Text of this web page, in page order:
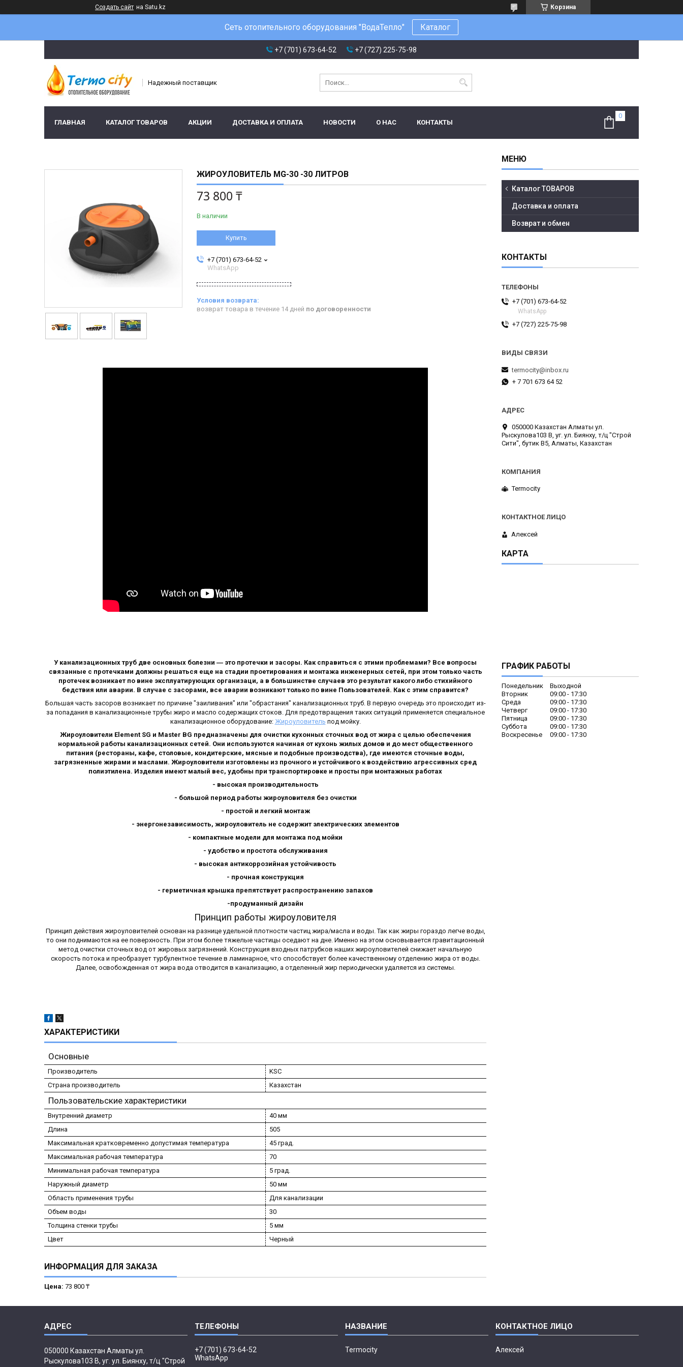
Создать сайт на Satu.kz Корзина
Сеть отопительного оборудования "ВодаТепло" Каталог
+7 (701) 673-64-52 +7 (727) 225-75-98
Надежный поставщик
ГЛАВНАЯ КАТАЛОГ ТОВАРОВ АКЦИИ ДОСТАВКА И ОПЛАТА НОВОСТИ О НАС КОНТАКТЫ
ЖИРОУЛОВИТЕЛЬ MG-30 -30 ЛИТРОВ
73 800 ₸
В наличии
Купить
+7 (701) 673-64-52
WhatsApp
возврат товара в течение 14 дней по договоренности
У канализационных труб две основных болезни ― это протечки и засоры. Как справиться с этими проблемами? Все вопросы
связанные с протечками должны решаться еще на стадии проетирования и монтажа инженерных сетей, при этом только часть
протечек возникает по вине эксплуатирующих организаци, а в большинстве случаев это результат какого либо стихийного
бедствия или аварии. В случае с засорами, все аварии возникают только по вине Пользователей. Как с этим справится?
Большая часть засоров возникает по причине "заиливания" или "обрастания" канализационных труб. В первую очередь это происходит из-
за попадания в канализационные трубы жиро и масло содержащих стоков. Для предотвращения таких ситуаций применяется специальное
канализационное оборудование: Жироуловитель под мойку.
Жироуловители Element SG и Master BG предназначены для очистки кухонных сточных вод от жира с целью обеспечения
нормальной работы канализационных сетей. Они используются начиная от кухонь жилых домов и до мест общественного
питания (рестораны, кафе, столовые, кондитерские, мясные и подобные производства), где имеются сточные воды,
загрязненные жирами и маслами. Жироуловители изготовлены из прочного и устойчивого к воздействию агрессивных сред
полиэтилена. Изделия имеют малый вес, удобны при транспортировке и просты при монтажных работах
- высокая производительность
- большой период работы жироуловителя без очистки
- простой и легкий монтаж
- энергонезависимость, жироуловитель не содержит электрических элементов
- компактные модели для монтажа под мойки
- удобство и простота обслуживания
- высокая антикоррозийная устойчивость
- прочная конструкция
- герметичная крышка препятствует распространению запахов
-продуманный дизайн
Принцип работы жироуловителя
Принцип действия жироуловителей основан на разнице удельной плотности частиц жира/масла и воды. Так как жиры гораздо легче воды,
то они поднимаются на ее поверхность. При этом более тяжелые частицы оседают на дне. Именно на этом основывается гравитационный
метод очистки сточных вод от жировых загрязнений. Конструкция входных патрубков наших жироуловителей снижает начальную
скорость потока и преобразует турбулентное течение в ламинарное, что способствует более качественному отделению жира от воды.
Далее, освобожденная от жира вода отводится в канализацию, а отделенный жир периодически удаляется из системы.
ХАРАКТЕРИСТИКИ
Основные
Производитель
KSC
Страна производитель
Казахстан
Пользовательские характеристики
Внутренний диаметр
40 мм
Длина
505
Максимальная кратковременно допустимая температура
45 град.
Максимальная рабочая температура
70
Минимальная рабочая температура
5 град.
Наружный диаметр
50 мм
Область применения трубы
Для канализации
Объем воды
30
Толщина стенки трубы
5 мм
Цвет
Черный
ИНФОРМАЦИЯ ДЛЯ ЗАКАЗА
Цена: 73 800 ₸
Каталог ТОВАРОВ
Доставка и оплата
Возврат и обмен
КОНТАКТЫ
+7 (701) 673-64-52
WhatsApp
+7 (727) 225-75-98
termocity@inbox.ru
+ 7 701 673 64 52
050000 Казахстан Алматы ул.
Рыскулова103 В, уг. ул. Биянху, т/ц "Строй
Сити", бутик В5, Алматы, Казахстан
Termocity
Алексей
КАРТА
ГРАФИК РАБОТЫ
Понедельник
Выходной
Вторник
09:00
17:30
Среда
09:00
17:30
Четверг
09:00
17:30
Пятница
09:00
17:30
Суббота
09:00
17:30
Воскресенье
09:00 17:30
050000 Казахстан Алматы ул.
Рыскулова103 В, уг. ул. Биянху, т/ц "Строй
+7 (701) 673-64-52
WhatsApp
Termocity Алексей